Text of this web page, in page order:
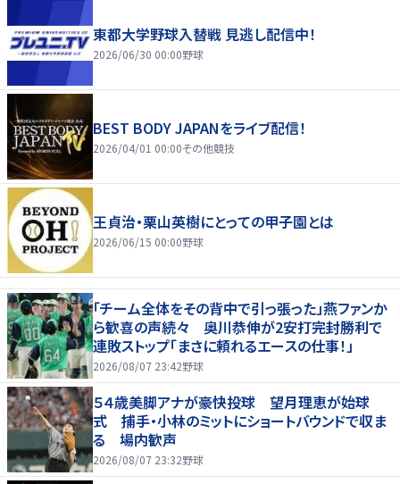
東都大学野球入替戦 見逃し配信中！
2026/06/30 00:00野球
BEST BODY JAPANをライブ配信！
2026/04/01 00:00その他競技
王貞治・栗山英樹にとっての甲子園とは
2026/06/15 00:00野球
「チーム全体をその背中で引っ張った」燕ファンか
ら歓喜の声続々 奥川恭伸が2安打完封勝利で
連敗ストップ「まさに頼れるエースの仕事！」
2026/08/07 23:42野球
５４歳美脚アナが豪快投球 望月理恵が始球
式 捕手・小林のミットにショートバウンドで収ま
る 場内歓声
2026/08/07 23:32野球